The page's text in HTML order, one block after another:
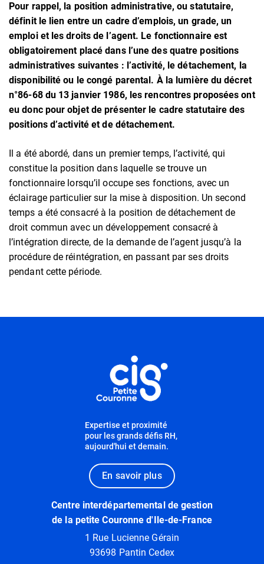
Pour rappel, la position administrative, ou statutaire,
définit le lien entre un cadre d’emplois, un grade, un
emploi et les droits de l’agent. Le fonctionnaire est
obligatoirement placé dans l’une des quatre positions
administratives suivantes : l’activité, le détachement, la
disponibilité ou le congé parental. À la lumière du décret
n°86-68 du 13 janvier 1986, les rencontres proposées ont
eu donc pour objet de présenter le cadre statutaire des
positions d’activité et de détachement.
Il a été abordé, dans un premier temps, l’activité, qui
constitue la position dans laquelle se trouve un
fonctionnaire lorsqu’il occupe ses fonctions, avec un
éclairage particulier sur la mise à disposition. Un second
temps a été consacré à la position de détachement de
droit commun avec un développement consacré à
l’intégration directe, de la demande de l’agent jusqu’à la
procédure de réintégration, en passant par ses droits
pendant cette période.
Expertise et proximité
pour les grands défis RH,
aujourd'hui et demain.
En savoir plus
Centre interdépartemental de gestion
de la petite Couronne d'Ile-de-France
1 Rue Lucienne Gérain
93698 Pantin Cedex